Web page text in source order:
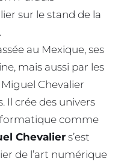
sur le stand de la
.
au Mexique, ses
mais aussi par les
Chevalier
Il crée des univers
comme
Chevalier s’est
de l’art numérique